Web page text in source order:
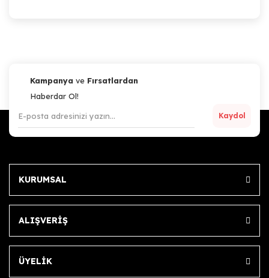
Kampanya ve Fırsatlardan
Haberdar Ol!
Kaydol
KURUMSAL
ALIŞVERİŞ
ÜYELİK